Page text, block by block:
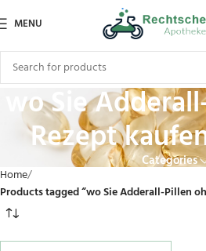
MENU
wo Sie
Rezept Categories
Home
Products tagged “wo Sie Adderall-Pillen